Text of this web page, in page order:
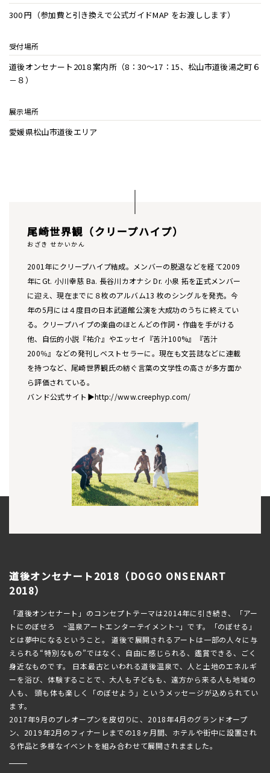
300 円（参加費と引き換えで公式ガイドMAP をお渡しします）
受付場所
道後オンセナート2018 案内所（8：30～17：15、松山市道後湯之町６
－８）
展示場所
愛媛県松山市道後エリア
尾崎世界観（クリープハイプ）
おざき せかいかん
2001年にクリープハイプ結成。メンバーの脱退などを経て2009
年にGt. 小川幸慈 Ba. 長谷川カオナシ Dr. 小泉 拓を正式メンバー
に迎え、現在までに８枚のアルバム13 枚のシングルを発売。今
年の5月には４度目の日本武道館公演を大成功のうちに終えてい
る。クリープハイプの楽曲のほとんどの作詞・作曲を手がける
他、自伝的小説『祐介』やエッセイ『苦汁100%』『苦汁
200％』などの発刊しベストセラーに。現在も文芸誌などに連載
を持つなど、尾崎世界観氏の紡ぐ言葉の文学性の高さが多方面か
ら評価されている。
バンド公式サイト▶http://www.creephyp.com/
道後オンセナート2018（DOGO ONSENART
2018）
「道後オンセナート」のコンセプトテーマは2014年に引き続き、「アー
トにのぼせろ ~温泉アートエンターテイメント~」です。「のぼせる」
とは夢中になるということ。 道後で展開されるアートは一部の人々に与
えられる“特別なもの”ではなく、自由に感じられる、鑑賞できる、ごく
身近なものです。 日本最古といわれる道後温泉で、人と土地のエネルギ
ーを浴び、体験することで、大人も子どもも、遠方から来る人も地域の
人も、 頭も体も楽しく「のぼせよう」というメッセージが込められてい
ます。
2017年9月のプレオープンを皮切りに、2018年4月のグランドオープ
ン、2019年2月のフィナーレまでの18ヶ月間、ホテルや街中に設置され
る作品と多様なイベントを組み合わせて展開されまました。